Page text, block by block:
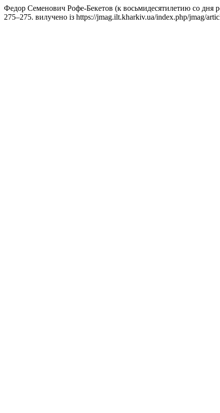
Федор Семенович Рофе-Бекетов (к восьмидесятилетию со дня
275–275. вилучено із https://jmag.ilt.kharkiv.ua/index.php/jmag/